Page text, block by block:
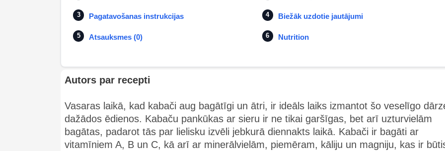
Pagatavošanas instrukcijas Biežāk uzdotie jautājumi
Atsauksmes (0) Nutrition
Autors par recepti
Vasaras laikā, kad kabači aug bagātīgi un ātri, ir ideāls laiks izmantot šo veselīgo
dažādos ēdienos. Kabaču pankūkas ar sieru ir ne tikai garšīgas, bet arī uzturvielām
bagātas, padarot tās par lielisku izvēli jebkurā diennakts laikā. Kabači ir bagāti ar
vitamīniem A, B un C, kā arī ar minerālvielām, piemēram, kāliju un magniju, kas ir